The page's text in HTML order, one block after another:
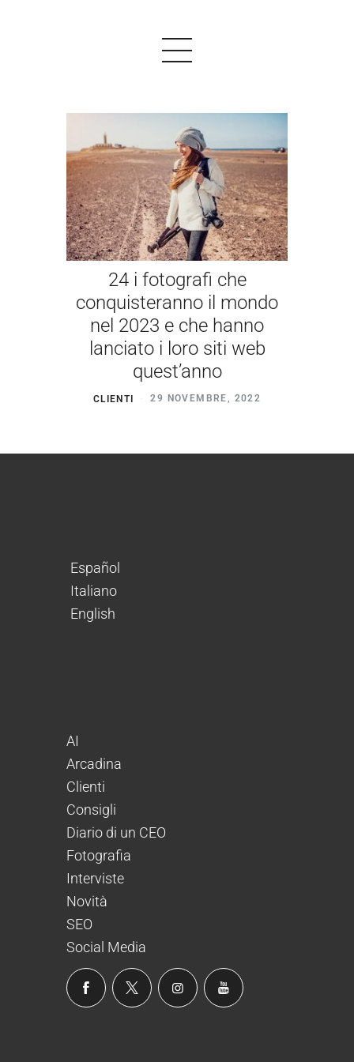
PRODOTTI
ESEMPI
TESTIMONIALS
PREZZI
LOGIN
INIZIARE GRATIS
24 i fotografi che
conquisteranno il mondo
nel 2023 e che hanno
lanciato i loro siti web
quest’anno
CLIENTI 29 NOVEMBRE, 2022
Español
Italiano
English
AI
Arcadina
Clienti
Consigli
Diario di un CEO
Fotografia
Interviste
Novità
SEO
Social Media